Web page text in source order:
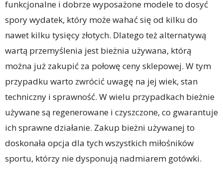
funkcjonalne i dobrze wyposażone modele to dosyć
spory wydatek, który może wahać się od kilku do
nawet kilku tysięcy złotych. Dlatego też alternatywą
wartą przemyślenia jest bieżnia używana, którą
można już zakupić za połowę ceny sklepowej. W tym
przypadku warto zwrócić uwagę na jej wiek, stan
techniczny i sprawność. W wielu przypadkach bieżnie
używane są regenerowane i czyszczone, co gwarantuje
ich sprawne działanie. Zakup bieżni używanej to
doskonała opcja dla tych wszystkich miłośników
sportu, którzy nie dysponują nadmiarem gotówki.